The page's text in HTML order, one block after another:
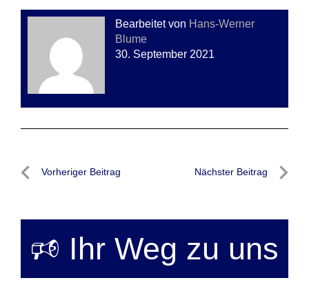
Bearbeitet von Hans-Werner
Blume
30. September 2021
Beitragsnavigation
Vorheriger Beitrag Nächster Beitrag
🕫 Ihr Weg zu uns